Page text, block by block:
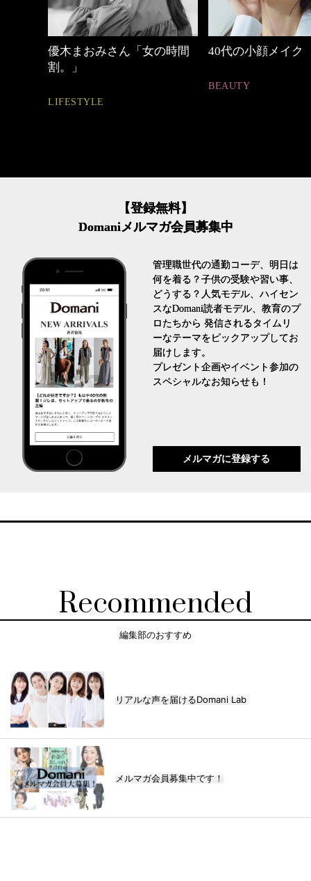
40代の小顔メイク 働く女性のバッグ
FASHION
【登録無料】
Domaniメルマガ会員募集中
管理職世代の通勤コーデ、明日は
何を着る？子供の受験や習い事、
どうする？人気モデル、ハイセン
スなDomani読者モデル、教育のプ
ロたちから 発信されるタイムリ
ーなテーマをピックアップしてお
届けします。
プレゼント企画やイベント参加の
スペシャルなお知らせも！
メルマガに登録する
Recommended
編集部のおすすめ
リアルな声を届けるDomani Lab
メルマガ会員募集中です！